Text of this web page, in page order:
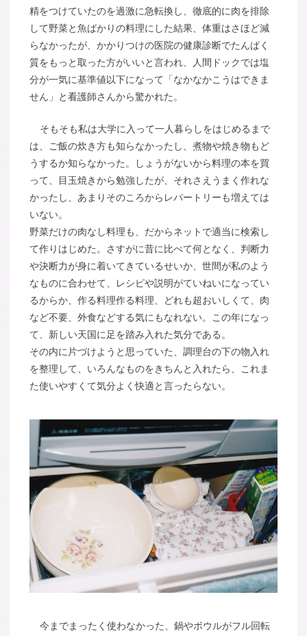
精をつけていたのを過激に急転換し、徹底的に肉を排除
して野菜と魚ばかりの料理にした結果、体重はさほど減
らなかったが、かかりつけの医院の健康診断でたんぱく
質をもっと取った方がいいと言われ、人間ドックでは塩
分が一気に基準値以下になって「なかなかこうはできま
せん」と看護師さんから驚かれた。
そもそも私は大学に入って一人暮らしをはじめるまで
は、ご飯の炊き方も知らなかったし、煮物や焼き物もど
うするか知らなかった。しょうがないから料理の本を買
って、目玉焼きから勉強したが、それさえうまく作れな
かったし、あまりそのころからレパートリーも増えては
いない。
野菜だけの肉なし料理も、だからネットで適当に検索し
て作りはじめた。さすがに昔に比べて何となく、判断力
や決断力が身に着いてきているせいか、世間が私のよう
なものに合わせて、レシピや説明がていねいになってい
るからか、作る料理作る料理、どれも超おいしくて、肉
など不要、外食などする気にもなれない。この年になっ
て、新しい天国に足を踏み入れた気分である。
その内に片づけようと思っていた、調理台の下の物入れ
を整理して、いろんなものをきちんと入れたら、これま
た使いやすくて気分よく快適と言ったらない。
今までまったく使わなかった、鍋やボウルがフル回転